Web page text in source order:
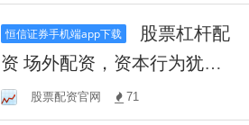
恒信证券手机端app下载
资 场外配资，资本行为犹如
诗歌股票配资官网 71